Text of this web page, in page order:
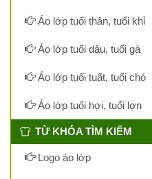
Áo lớp tuổi thân, tuổi khỉ
Áo lớp tuổi dậu, tuổi gà
Áo lớp tuổi tuất, tuổi chó
Áo lớp tuổi hợi, tuổi lợn
TỪ KHÓA TÌM KIẾM
Logo áo lớp